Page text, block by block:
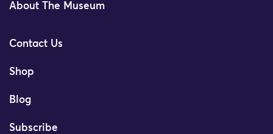
About The Museum
Contact Us
Shop
Blog
Subscribe